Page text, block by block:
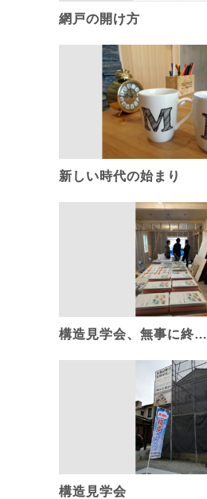
網戸の開け方
新しい時代の始まり
構造見学会、無事に終…
構造見学会